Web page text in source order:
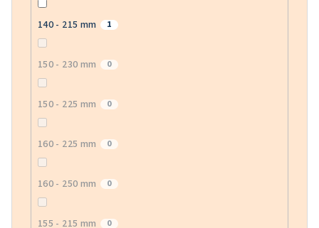
140 - 215 mm 1
150 - 230 mm 0
150 - 225 mm 0
160 - 225 mm 0
160 - 250 mm 0
155 - 215 mm 0